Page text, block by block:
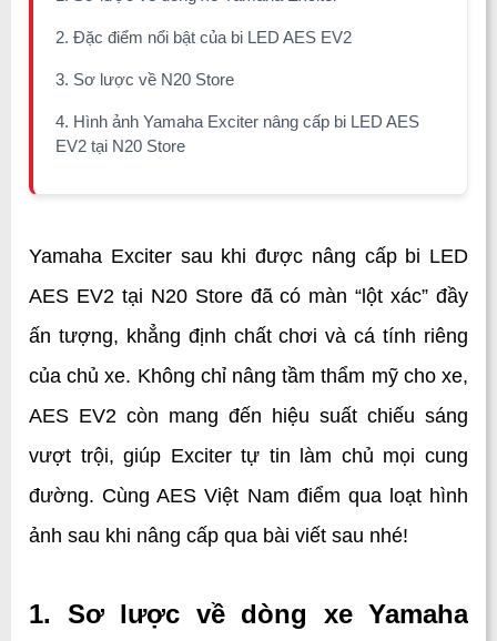
2. Đặc điểm nổi bật của bi LED AES EV2
3. Sơ lược về N20 Store
4. Hình ảnh Yamaha Exciter nâng cấp bi LED AES
EV2 tại N20 Store
Yamaha Exciter sau khi được nâng cấp bi LED
AES EV2 tại N20 Store đã có màn “lột xác” đầy
ấn tượng, khẳng định chất chơi và cá tính riêng
của chủ xe. Không chỉ nâng tầm thẩm mỹ cho xe,
AES EV2 còn mang đến hiệu suất chiếu sáng
vượt trội, giúp Exciter tự tin làm chủ mọi cung
đường. Cùng AES Việt Nam điểm qua loạt hình
ảnh sau khi nâng cấp qua bài viết sau nhé!
1. Sơ lược về dòng xe Yamaha